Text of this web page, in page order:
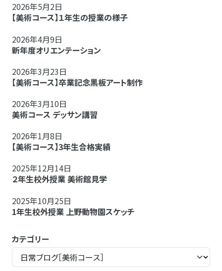
2026年5月2日
【美術コース】１年生の授業の様子
2026年4月9日
新年度オリエンテーション
2026年3月23日
【美術コース】卒業記念黒板アート制作
2026年3月10日
美術コース デッサン講習
2026年1月8日
【美術コース】3年生合格実績
2025年12月14日
２年生校外授業 美術館見学
2025年10月25日
1年生校外授業 上野動物園スケッチ
カテゴリー